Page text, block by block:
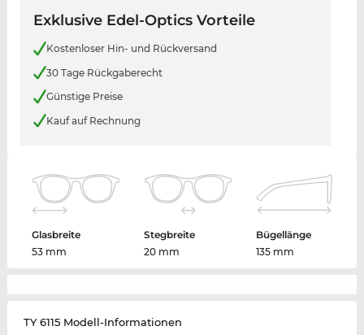
Exklusive Edel-Optics Vorteile
Kostenloser Hin- und Rückversand
30 Tage Rückgaberecht
Günstige Preise
Kauf auf Rechnung
Glasbreite
53 mm
Stegbreite
20 mm
Bügellänge
135 mm
TY 6115 Modell-Informationen